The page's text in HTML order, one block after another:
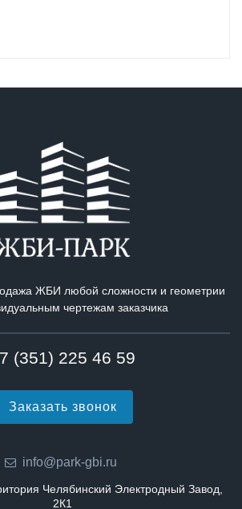
ЖБИ любой сложности и геометрии
чертежам заказчика
(351) 225 46 59
Заказать звонок
info@park-gbi.ru
Челябинский Электродный Завод,
2К1